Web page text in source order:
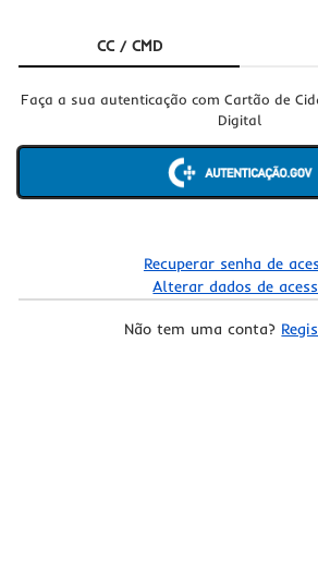
CC / CMD
Faça a sua autenticação com Cartão de
Digital
Recuperar senha de
Alterar dados de
Não tem uma conta?